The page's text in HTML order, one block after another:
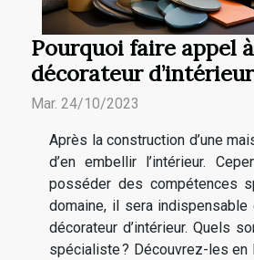
Pourquoi faire appel
décorateur
Mar. 24/10/2023
Après la construction d’une
d’en embellir l’intérieur.
posséder des compétences
domaine, il sera
décorateur d’intérieur. Quels
spécialiste ? Découvrez-les en